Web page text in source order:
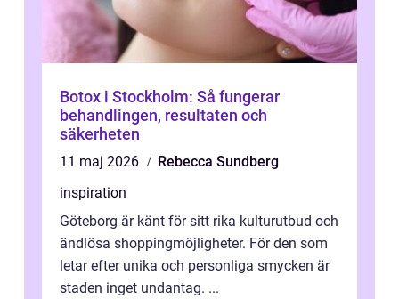
Botox i Stockholm: Så fungerar
behandlingen, resultaten och
säkerheten
11 maj 2026
Rebecca Sundberg
inspiration
Göteborg är känt för sitt rika kulturutbud och
ändlösa shoppingmöjligheter. För den som
letar efter unika och personliga smycken är
staden inget undantag. ...